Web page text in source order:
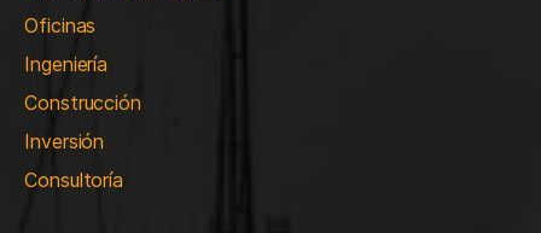
Oficinas
Ingeniería
Construcción
Inversión
Consultoría